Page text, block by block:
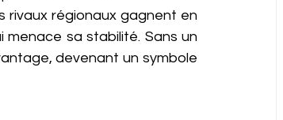
rivaux régionaux gagnent en
menace sa stabilité. Sans un
devenant un symbole